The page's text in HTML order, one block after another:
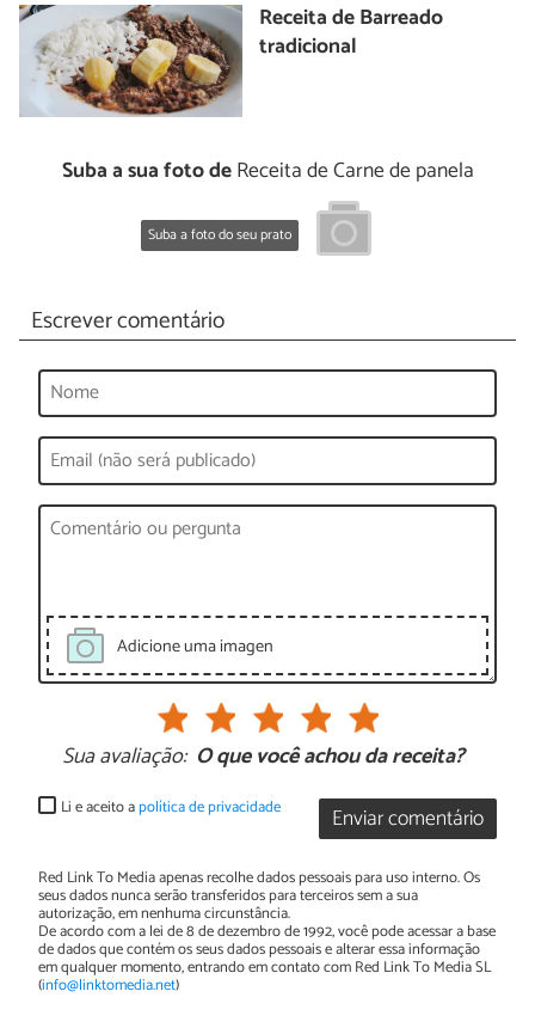
Receita de Barreado
tradicional
Suba a sua foto deReceita de Carne de panela
Suba a foto do seu prato
Escrever comentário
Adicione uma imagen
Sua avaliação: O que você achou da receita?
Enviar comentário
Li e aceito apolítica de privacidade
Red Link To Media apenas recolhe dados pessoais para uso interno. Os
seus dados nunca serão transferidos para terceiros sem a sua
autorização, em nenhuma circunstância.
De acordo com a lei de 8 de dezembro de 1992, você pode acessar a base
de dados que contém os seus dados pessoais e alterar essa informação
em qualquer momento, entrando em contato com Red Link To Media SL
(info@linktomedia.net)